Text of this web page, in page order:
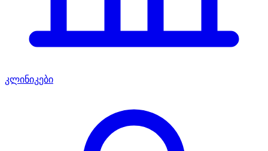
კლინიკები